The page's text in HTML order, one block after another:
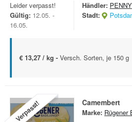
Leider verpasst!
Gültig: 12.05. -
16.05.
Händler: PENNY
Stadt:
€ 13,27 / kg - Versch. Sorten, je 150 g
Verpasst! Camembert
Marke: Rügener